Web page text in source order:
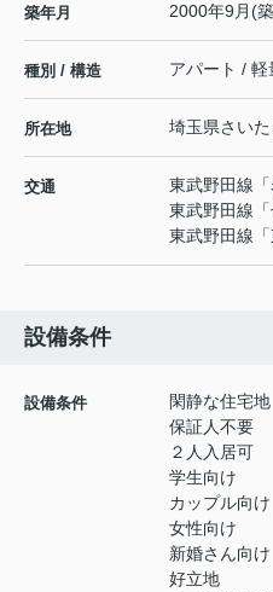
築年月 2000年9月(
種別 / 構造 アパート / 軽
所在地 埼玉県さい
交通 東武野田線 「
東武野田線 「
東武野田線 「
設備条件
設備条件
閑静な住宅地
保証人不要
２人入居可
学生向け
カップル向け
女性向け
新婚さん向け
好立地